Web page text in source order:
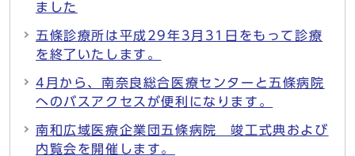
ました
五條診療所は平成29年3月31日をもって診療
を終了いたします。
4月から、南奈良総合医療センターと五條病院
へのバスアクセスが便利になります。
南和広域医療企業団五條病院 竣工式典および
内覧会を開催します。